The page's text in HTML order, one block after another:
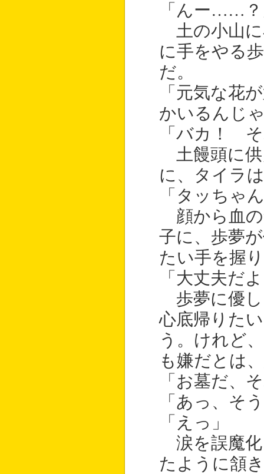
「んー……
土の小山に
に手をやる
だ。
「元気な花
かいるんじ
「バカ！
土饅頭に供
に、タイラ
「タッちゃ
顔から血の
子に、歩夢
たい手を握
「大丈夫だ
歩夢に優し
心底帰りた
う。けれど
も嫌だとは
「お墓だ、
「あっ、そ
「えっ」
涙を誤魔化
たように頷